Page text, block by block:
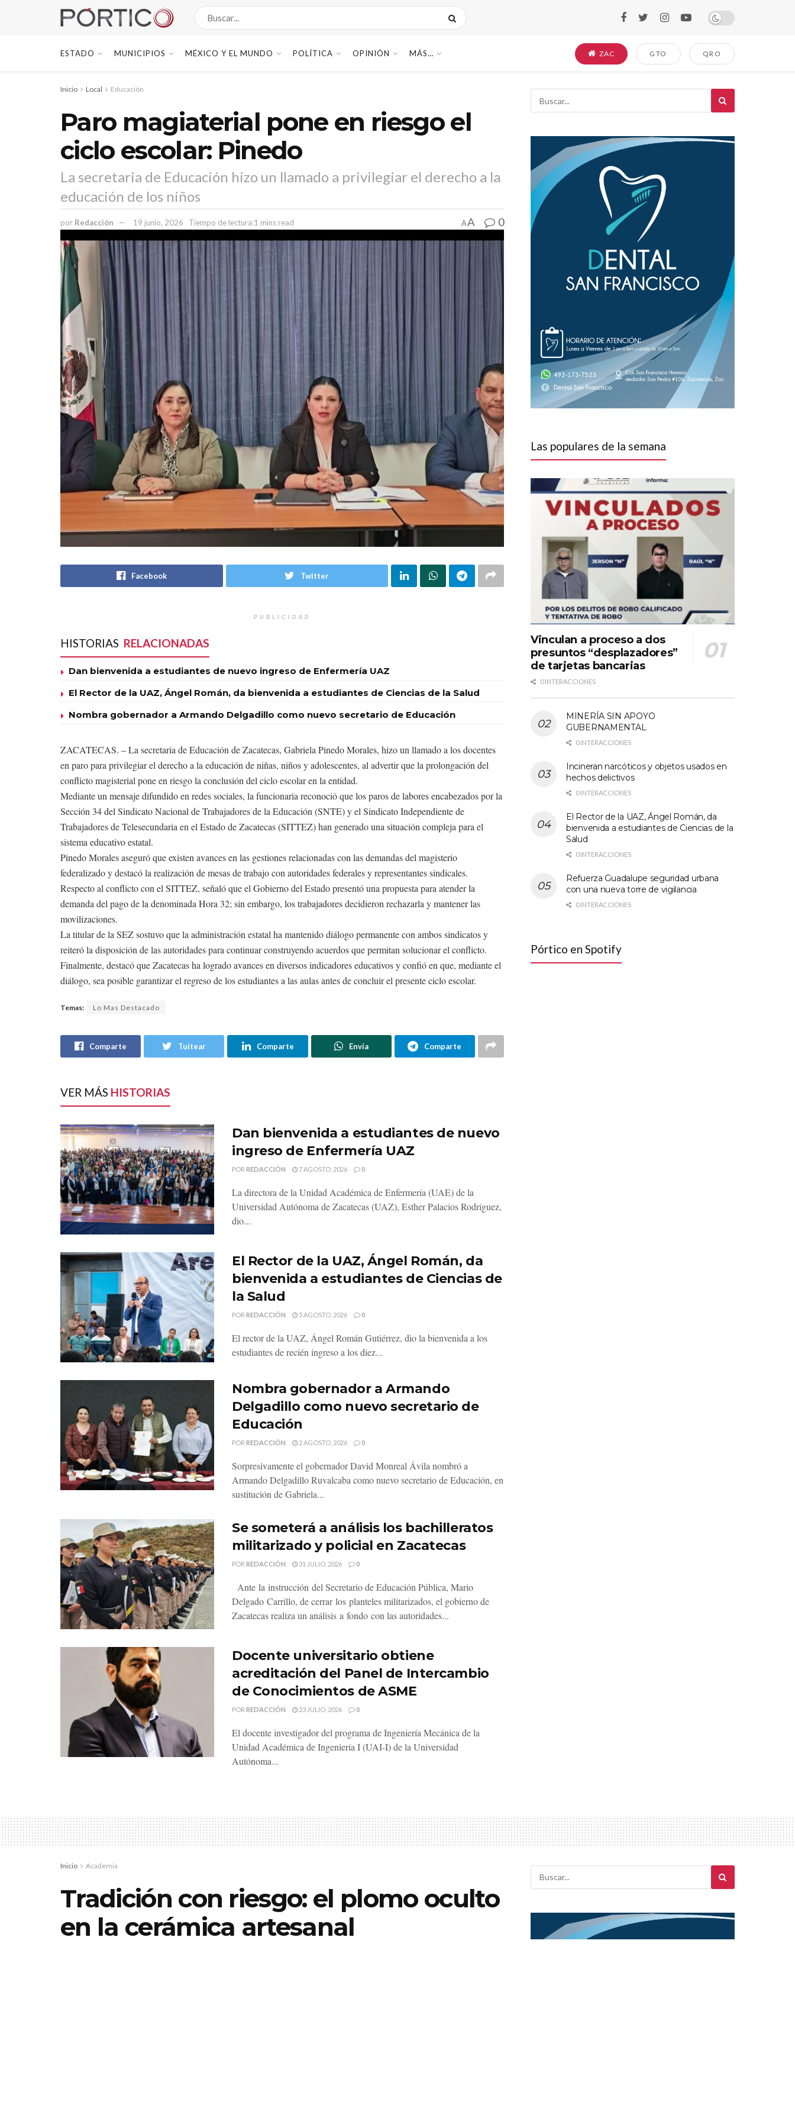
ESTADO MUNICIPIOS MÉXICO Y EL MUNDO POLÍTICA OPINIÓN MÁS… ZAC GTO QRO
Inicio Local Educación
Paro magiaterial pone en riesgo el
ciclo escolar: Pinedo
La secretaria de Educación hizo un llamado a privilegiar el derecho a la
educación de los niños
por Redacción 19 junio, 2026 Tiempo de lectura:1 mins read AA 0
Facebook Twitter
PUBLICIDAD
HISTORIAS RELACIONADAS
Dan bienvenida a estudiantes de nuevo ingreso de Enfermería UAZ
El Rector de la UAZ, Ángel Román, da bienvenida a estudiantes de Ciencias de la Salud
Nombra gobernador a Armando Delgadillo como nuevo secretario de Educación
ZACATECAS. – La secretaria de Educación de Zacatecas, Gabriela Pinedo Morales, hizo un llamado a los docentes
en paro para privilegiar el derecho a la educación de niñas, niños y adolescentes, al advertir que la prolongación del
conflicto magisterial pone en riesgo la conclusión del ciclo escolar en la entidad.
Mediante un mensaje difundido en redes sociales, la funcionaria reconoció que los paros de labores encabezados por la
Sección 34 del Sindicato Nacional de Trabajadores de la Educación (SNTE) y el Sindicato Independiente de
Trabajadores de Telesecundaria en el Estado de Zacatecas (SITTEZ) han generado una situación compleja para el
sistema educativo estatal.
Pinedo Morales aseguró que existen avances en las gestiones relacionadas con las demandas del magisterio
federalizado y destacó la realización de mesas de trabajo con autoridades federales y representantes sindicales.
Respecto al conflicto con el SITTEZ, señaló que el Gobierno del Estado presentó una propuesta para atender la
demanda del pago de la denominada Hora 32; sin embargo, los trabajadores decidieron rechazarla y mantener las
movilizaciones.
La titular de la SEZ sostuvo que la administración estatal ha mantenido diálogo permanente con ambos sindicatos y
reiteró la disposición de las autoridades para continuar construyendo acuerdos que permitan solucionar el conflicto.
Finalmente, destacó que Zacatecas ha logrado avances en diversos indicadores educativos y confió en que, mediante el
diálogo, sea posible garantizar el regreso de los estudiantes a las aulas antes de concluir el presente ciclo escolar.
Temas: Lo Mas Destacado
Comparte Tuitear Comparte Envía Comparte
VER MÁS HISTORIAS
Dan bienvenida a estudiantes de nuevo
ingreso de Enfermería UAZ
POR REDACCIÓN 7 AGOSTO, 2026 0
La directora de la Unidad Académica de Enfermería (UAE) de la
Universidad Autónoma de Zacatecas (UAZ), Esther Palacios Rodríguez,
dio...
El Rector de la UAZ, Ángel Román, da
bienvenida a estudiantes de Ciencias de
la Salud
POR REDACCIÓN 5 AGOSTO, 2026 0
El rector de la UAZ, Ángel Román Gutiérrez, dio la bienvenida a los
estudiantes de recién ingreso a los diez...
Nombra gobernador a Armando
Delgadillo como nuevo secretario de
Educación
POR REDACCIÓN 2 AGOSTO, 2026 0
Sorpresivamente el gobernador David Monreal Ávila nombró a
Armando Delgadillo Ruvalcaba como nuevo secretario de Educación, en
sustitución de Gabriela...
Se someterá a análisis los bachilleratos
militarizado y policial en Zacatecas
POR REDACCIÓN 31 JULIO, 2026 0
Ante la instrucción del Secretario de Educación Pública, Mario
Delgado Carrillo, de cerrar los planteles militarizados, el gobierno de
Zacatecas realiza un análisis a fondo con las autoridades...
Docente universitario obtiene
acreditación del Panel de Intercambio
de Conocimientos de ASME
POR REDACCIÓN 23 JULIO, 2026 0
El docente investigador del programa de Ingeniería Mecánica de la
Unidad Académica de Ingeniería I (UAI-I) de la Universidad
Autónoma...
Las populares de la semana
Vinculan a proceso a dos
presuntos “desplazadores”
de tarjetas bancarias
0 INTERACCIONES
MINERÍA SIN APOYO
GUBERNAMENTAL
0 INTERACCIONES
Incineran narcóticos y objetos usados en
hechos delictivos
0 INTERACCIONES
El Rector de la UAZ, Ángel Román, da
bienvenida a estudiantes de Ciencias de la
Salud
0 INTERACCIONES
Refuerza Guadalupe seguridad urbana
con una nueva torre de vigilancia
0 INTERACCIONES
Pórtico en Spotify
Inicio Academia
Tradición con riesgo: el plomo oculto
en la cerámica artesanal